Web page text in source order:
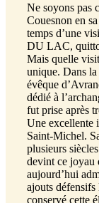
Ne soyons pas
Couesnon en
temps d’une
DU LAC,
Mais quelle
unique. Dans
évêque
dédié à
fut prise après
Une excellente
Saint-Michel.
plusieurs
devint ce joyau
aujourd’hui
ajouts
conservé cette